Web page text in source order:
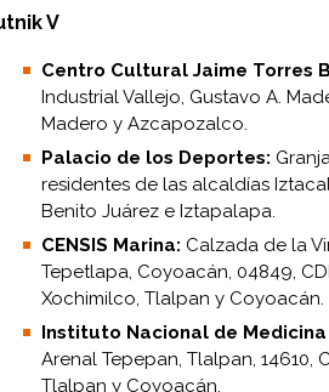
V
Centro Cultural Jaime Torres
Industrial Vallejo, Gustavo A.
Madero y Azcapozalco.
Palacio de los Deportes:
residentes de las alcaldías
Benito Juárez e Iztapalapa.
CENSIS Marina: Calzada de la
Tepetlapa, Coyoacán, 04849,
Xochimilco, Tlalpan y Coyoacán.
Instituto Nacional de Medicina
Arenal Tepepan, Tlalpan, 14610,
Tlalpan y Coyoacán.